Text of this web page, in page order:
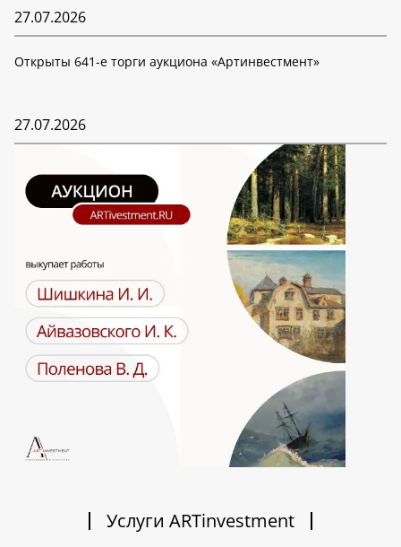
27.07.2026
Открыты 641-е торги аукциона «Артинвестмент»
27.07.2026
Услуги ARTinvestment